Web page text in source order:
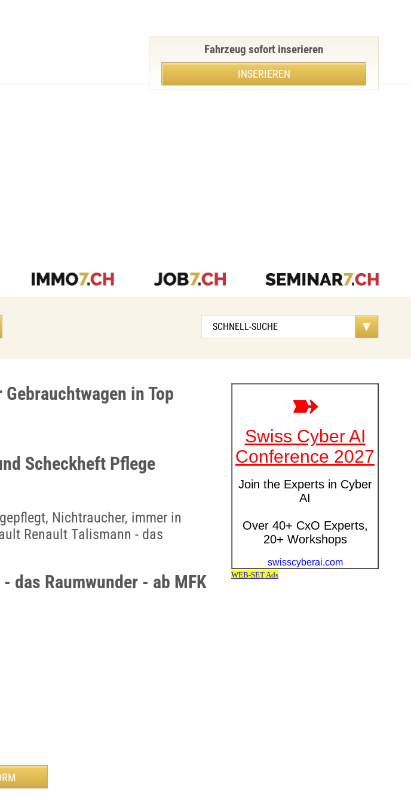
Fahrzeug sofort inserieren
INSERIEREN
in Top
Scheckheft Pflege
Nichtraucher, immer in
Renault Talismann - das
das Raumwunder - ab MFK